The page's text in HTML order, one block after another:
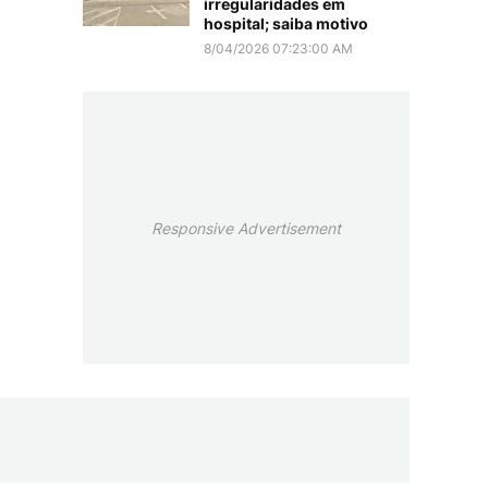
irregularidades em
hospital; saiba motivo
8/04/2026 07:23:00 AM
Responsive Advertisement